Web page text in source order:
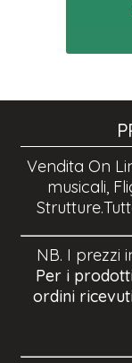
Vendita On
musicali,
NB. I prezzi
Per i
ordini